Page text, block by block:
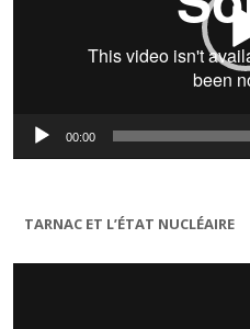
00:00
TARNAC ET L’ÉTAT NUCLÉAIRE
Lecteur